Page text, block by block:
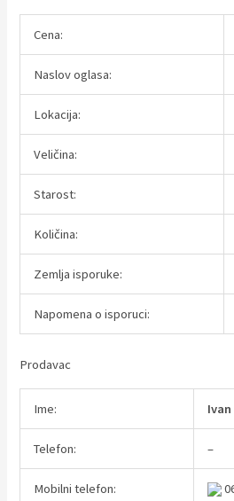
Cena:
Naslov oglasa:
Lokacija:
Veličina:
Starost:
Količina:
Zemlja isporuke:
Napomena o isporuci:
Prodavac
Ime: Ivan
Telefon: –
Mobilni telefon: